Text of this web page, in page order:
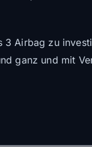
3 Airbag zu
ganz und mit